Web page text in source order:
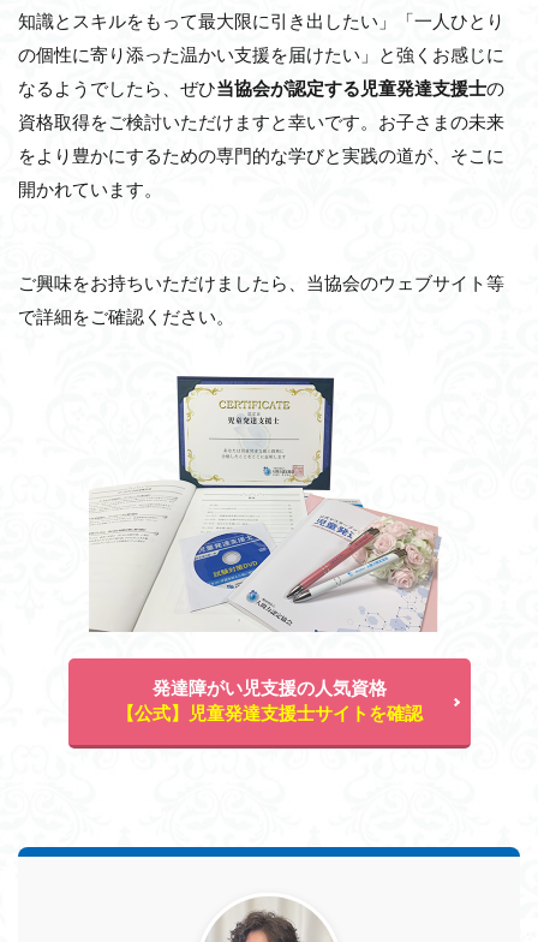
知識とスキルをもって最大限に引き出したい」「一人ひとり
の個性に寄り添った温かい支援を届けたい」と強くお感じに
なるようでしたら、ぜひ当協会が認定する児童発達支援士の
資格取得をご検討いただけますと幸いです。お子さまの未来
をより豊かにするための専門的な学びと実践の道が、そこに
開かれています。
ご興味をお持ちいただけましたら、当協会のウェブサイト等
で詳細をご確認ください。
発達障がい児支援の人気資格
【公式】児童発達支援士サイトを確認